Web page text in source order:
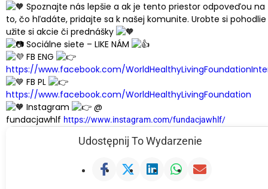
Spoznajte nás lepšie a ak je tento priestor odpoveďou na
to, čo hľadáte, pridajte sa k našej komunite. Urobte si
užite si akcie či prednášky
Sociálne siete – LIKE NÁM
FB ENG
https://www.facebook.com/
FB PL
https://www.facebook.com/WorldHealthyLivingFoundation
Instagram
@
fundacjawhlf https://www.instagram.com/fundacjawhlf/
Udostępnij To Wydarzenie